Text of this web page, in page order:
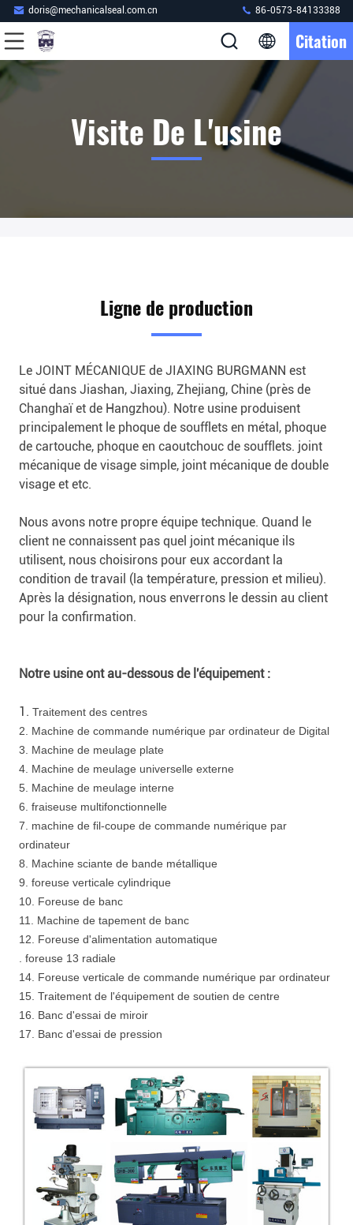
doris@mechanicalseal.com.cn 86-0573-84133388
Citation
Visite De L'usine
Ligne de production
Le JOINT MÉCANIQUE de JIAXING BURGMANN est
situé dans Jiashan, Jiaxing, Zhejiang, Chine (près de
Changhaï et de Hangzhou). Notre usine produisent
principalement le phoque de soufflets en métal, phoque
de cartouche, phoque en caoutchouc de soufflets. joint
mécanique de visage simple, joint mécanique de double
visage et etc.
Nous avons notre propre équipe technique. Quand le
client ne connaissent pas quel joint mécanique ils
utilisent, nous choisirons pour eux accordant la
condition de travail (la température, pression et milieu).
Après la désignation, nous enverrons le dessin au client
pour la confirmation.
Notre usine ont au-dessous de l'équipement :
1. Traitement des centres
2. Machine de commande numérique par ordinateur de Digital
3. Machine de meulage plate
4. Machine de meulage universelle externe
5. Machine de meulage interne
6. fraiseuse multifonctionnelle
7. machine de fil-coupe de commande numérique par
ordinateur
8. Machine sciante de bande métallique
9. foreuse verticale cylindrique
10. Foreuse de banc
11. Machine de tapement de banc
12. Foreuse d'alimentation automatique
. foreuse 13 radiale
14. Foreuse verticale de commande numérique par ordinateur
15. Traitement de l'équipement de soutien de centre
16. Banc d'essai de miroir
17. Banc d'essai de pression